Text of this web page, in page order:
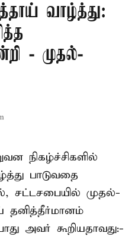
வாழ்த்து:
- முதல்-
நிகழ்ச்சிகளில்
பாடுவதை
சட்டசபையில் முதல்-
தனித்தீர்மானம்
அவர் கூறியதாவது:-